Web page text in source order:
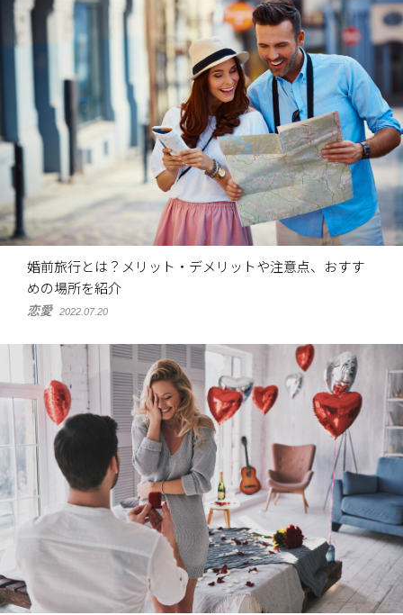
婚前旅行とは？メリット・デメリットや注意点、おすす
めの場所を紹介
恋愛 2022.07.20